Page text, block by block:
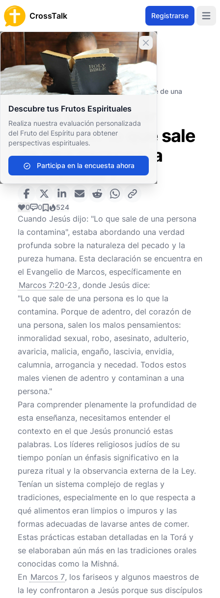
CrossTalk Registrarse
Cerrar banner
Descubre tus Frutos Espirituales
Realiza nuestra evaluación personalizada
del Fruto del Espíritu para obtener
perspectivas espirituales.
Participa en la encuesta ahora
Inicio
Archivo de Preguntas
Nuevo Testamento
Los Evangelios
¿Qué quiso decir Jesús con 'lo que sale de una
¿Qué quiso decir
Jesús con 'lo que sale
de una persona la
contamina'?
0 0 524
Cuando Jesús dijo: "Lo que sale de una persona
la contamina", estaba abordando una verdad
profunda sobre la naturaleza del pecado y la
pureza humana. Esta declaración se encuentra en
el Evangelio de Marcos, específicamente en
Marcos 7:20-23 , donde Jesús dice:
"Lo que sale de una persona es lo que la
contamina. Porque de adentro, del corazón de
una persona, salen los malos pensamientos:
inmoralidad sexual, robo, asesinato, adulterio,
avaricia, malicia, engaño, lascivia, envidia,
calumnia, arrogancia y necedad. Todos estos
males vienen de adentro y contaminan a una
persona."
Para comprender plenamente la profundidad de
esta enseñanza, necesitamos entender el
contexto en el que Jesús pronunció estas
palabras. Los líderes religiosos judíos de su
tiempo ponían un énfasis significativo en la
pureza ritual y la observancia externa de la Ley.
Tenían un sistema complejo de reglas y
tradiciones, especialmente en lo que respecta a
qué alimentos eran limpios o impuros y las
formas adecuadas de lavarse antes de comer.
Estas prácticas estaban detalladas en la Torá y
se elaboraban aún más en las tradiciones orales
conocidas como la Mishná.
En Marcos 7, los fariseos y algunos maestros de
la ley confrontaron a Jesús porque sus discípulos